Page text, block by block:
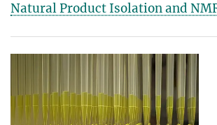
Natural Product Isolation and